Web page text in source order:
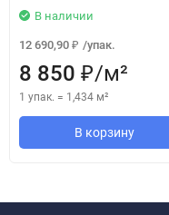
В наличии
12 690,90 ₽ /упак.
8 850 ₽/м²
1 упак. = 1,434 м²
В корзину